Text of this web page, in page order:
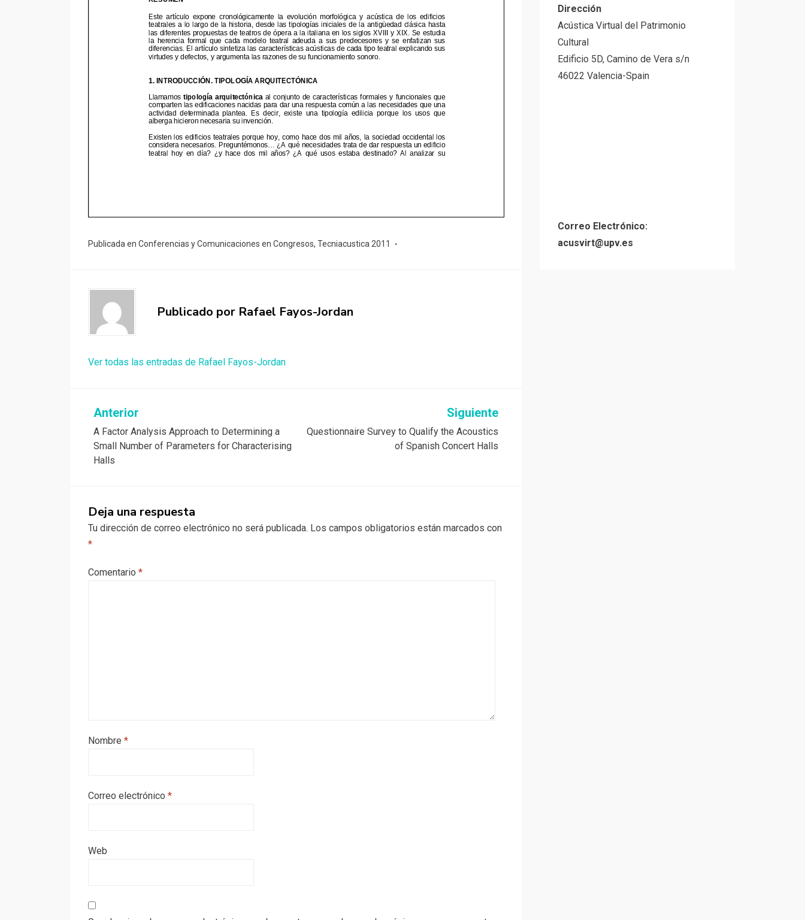
Publicada en Conferencias y Comunicaciones en Congresos, Tecniacustica 2011
Publicado por Rafael Fayos-Jordan
Ver todas las entradas de Rafael Fayos-Jordan
Navegación
de
entradas
Anterior
A Factor Analysis Approach to Determining a
Small Number of Parameters for Characterising
Halls
Siguiente
Questionnaire Survey to Qualify the Acoustics
of Spanish Concert Halls
Deja una respuesta
Tu dirección de correo electrónico no será publicada. Los campos obligatorios están marcados con
*
Comentario *
Nombre *
Correo electrónico *
Web
Dirección
Acústica Virtual del Patrimonio
Cultural
Edificio 5D, Camino de Vera s/n
46022 Valencia-Spain
Correo Electrónico:
acusvirt@upv.es